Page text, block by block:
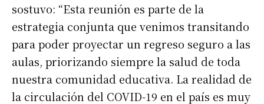
sostuvo: “Esta reunión es parte de la
estrategia conjunta que venimos transitando
para poder proyectar un regreso seguro a las
aulas, priorizando siempre la salud de toda
nuestra comunidad educativa. La realidad de
la circulación del COVID-19 en el país es muy